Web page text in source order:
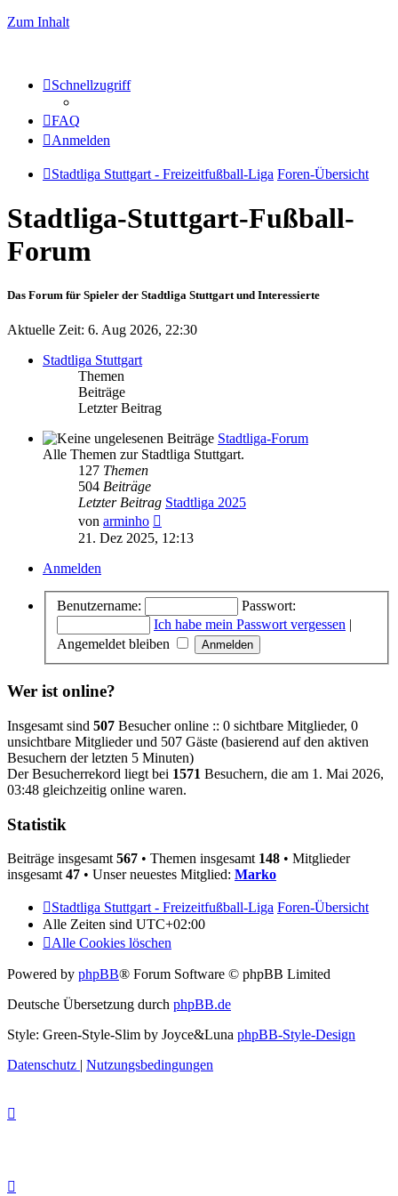
Zum Inhalt
Schnellzugriff
FAQ
Anmelden
Stadtliga Stuttgart - Freizeitfußball-Liga Foren-Übersicht
Stadtliga-Stuttgart-Fußball-
Forum
Das Forum für Spieler der Stadtliga Stuttgart und Interessierte
Aktuelle Zeit: 6. Aug 2026, 22:30
Stadtliga Stuttgart
Themen
Beiträge
Letzter Beitrag
Stadtliga-Forum
Alle Themen zur Stadtliga Stuttgart.
127 Themen
504 Beiträge
Letzter Beitrag Stadtliga 2025
von arminho
Beitrag
21. Dez 2025, 12:13
Anmelden
Benutzername:
Passwort:
Ich habe mein Passwort vergessen |
Angemeldet bleiben
Wer ist online?
Insgesamt sind 507 Besucher online :: 0 sichtbare Mitglieder, 0
unsichtbare Mitglieder und 507 Gäste (basierend auf den aktiven
Besuchern der letzten 5 Minuten)
Der Besucherrekord liegt bei 1571 Besuchern, die am 1. Mai 2026,
03:48 gleichzeitig online waren.
Statistik
Beiträge insgesamt 567 • Themen insgesamt 148 • Mitglieder
insgesamt 47 • Unser neuestes Mitglied: Marko
Stadtliga Stuttgart - Freizeitfußball-Liga Foren-Übersicht
Alle Zeiten sind UTC+02:00
Alle Cookies löschen
Powered by phpBB® Forum Software © phpBB Limited
Deutsche Übersetzung durch phpBB.de
Style: Green-Style-Slim by Joyce&Luna phpBB-Style-Design
Datenschutz | Nutzungsbedingungen